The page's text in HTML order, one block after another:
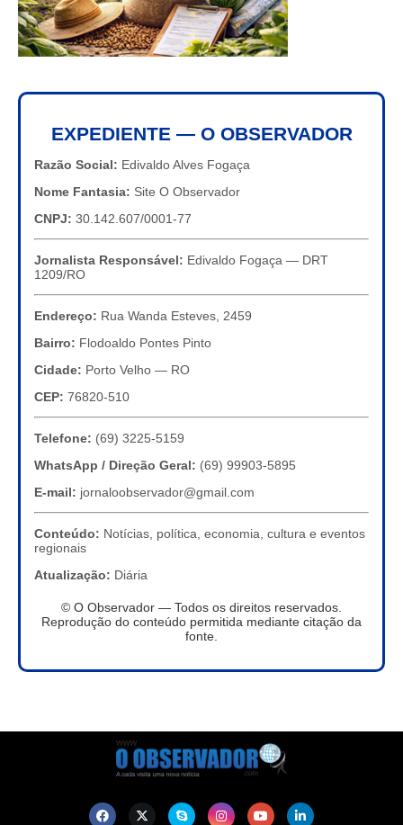
EXPEDIENTE — O OBSERVADOR
Razão Social: Edivaldo Alves Fogaça
Nome Fantasia: Site O Observador
CNPJ: 30.142.607/0001-77
Jornalista Responsável: Edivaldo Fogaça — DRT
1209/RO
Endereço: Rua Wanda Esteves, 2459
Bairro: Flodoaldo Pontes Pinto
Cidade: Porto Velho — RO
CEP: 76820-510
Telefone: (69) 3225-5159
WhatsApp / Direção Geral: (69) 99903-5895
E-mail: jornaloobservador@gmail.com
Conteúdo: Notícias, política, economia, cultura e eventos
regionais
Atualização: Diária
© O Observador — Todos os direitos reservados.
Reprodução do conteúdo permitida mediante citação da
fonte.